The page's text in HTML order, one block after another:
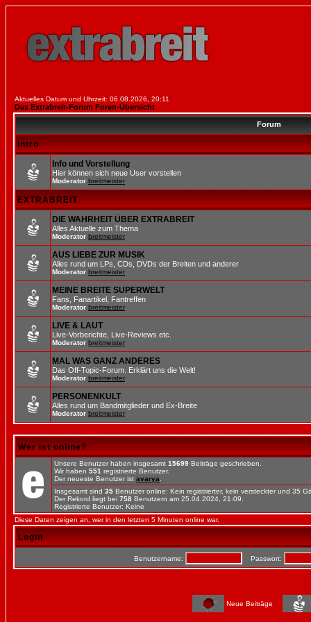
Aktuelles Datum und Uhrzeit: 06.08.2026, 20:11
Das Extrabreit-Forum Foren-Übersicht
Forum
Intro
Info und Vorstellung
Hier können sich neue User vorstellen
Moderator breitmeister
EXTRABREIT
DIE WAHRHEIT ÜBER EXTRABREIT
Alles Aktuelle zum Thema
Moderator breitmeister
AUS LIEBE ZUR MUSIK
Alles rund um LPs, CDs, DVDs der Breiten und anderer
Moderator breitmeister
MEINE BREITE SUPERWELT
Fans, Fanartikel, Fantreffen
Moderator breitmeister
LIVE & LAUT
Live-Vorberichte, Live-Reviews etc.
Moderator breitmeister
MAL WAS GANZ ANDERES
Das Off-Topic-Forum. Erklärt uns die Welt!
Moderator breitmeister
PERSONENKULT
Alles rund um Bandmitglieder und Ex-Breite
Moderator breitmeister
Wer ist online?
Unsere Benutzer haben insgesamt 15699 Beiträge geschrieben.
Wir haben 551 registrierte Benutzer.
Der neueste Benutzer ist avarya
Insgesamt sind 35 Benutzer online: Kein registrierter, kein versteckter und 35
Der Rekord liegt bei 758 Benutzern am 25.04.2024, 21:09.
Registrierte Benutzer: Keine
Diese Daten zeigen an, wer in den letzten 5 Minuten online war.
Login
Benutzername: Passwort:
Neue Beiträge